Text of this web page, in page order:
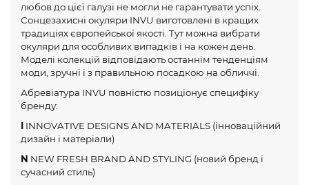
любов до цієї галузі не могли не гарантувати успіх.
Сонцезахисні окуляри INVU виготовлені в кращих
традиціях європейської якості. Тут можна вибрати
окуляри для особливих випадків і на кожен день.
Моделі колекцій відповідають останнім тенденціям
моди, зручні і з правильною посадкою на обличчі.
Абревіатура INVU повністю позиціонує специфіку
бренду:
I INNOVATIVE DESIGNS AND MATERIALS (інноваційний
дизайн і матеріали)
N NEW FRESH BRAND AND STYLING (новий бренд і
сучасний стиль)